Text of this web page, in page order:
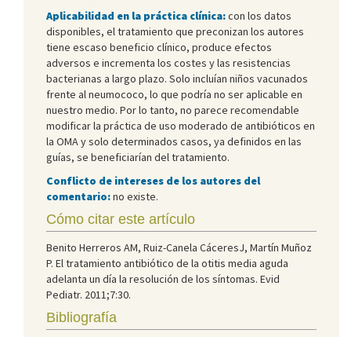
Aplicabilidad en la práctica clínica:con los datos
disponibles, el tratamiento que preconizan los autores
tiene escaso beneficio clínico, produce efectos
adversos e incrementa los costes y las resistencias
bacterianas a largo plazo. Solo incluían niños vacunados
frente al neumococo, lo que podría no ser aplicable en
nuestro medio. Por lo tanto, no parece recomendable
modificar la práctica de uso moderado de antibióticos en
la OMA y solo determinados casos, ya definidos en las
guías, se beneficiarían del tratamiento.
Conflicto de intereses de los autores del
comentario:no existe.
Cómo citar este artículo
Benito Herreros AM, Ruiz-Canela CáceresJ, Martín Muñoz
P. El tratamiento antibiótico de la otitis media aguda
adelanta un día la resolución de los síntomas. Evid
Pediatr. 2011;7:30.
Bibliografía